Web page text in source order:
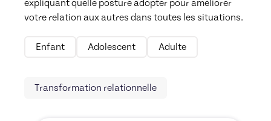
expliquant quelle posture adopter pour améliorer
votre relation aux autres dans toutes les situations.
Enfant Adolescent Adulte
Transformation relationnelle